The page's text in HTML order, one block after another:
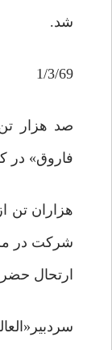
شد.
1/3/69
صد هزار
فاروق» در
هزاران تن
شرکت در
ارتحال